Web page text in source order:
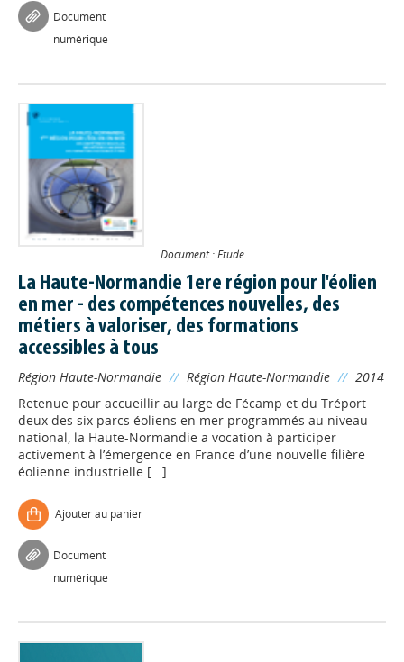
Document
numérique
Document : Etude
La Haute-Normandie 1ere région pour l'éolien
en mer - des compétences nouvelles, des
métiers à valoriser, des formations
accessibles à tous
Région Haute-Normandie // Région Haute-Normandie // 2014
Retenue pour accueillir au large de Fécamp et du Tréport
deux des six parcs éoliens en mer programmés au niveau
national, la Haute-Normandie a vocation à participer
activement à l’émergence en France d’une nouvelle filière
éolienne industrielle [...]
Ajouter au panier
Document
numérique